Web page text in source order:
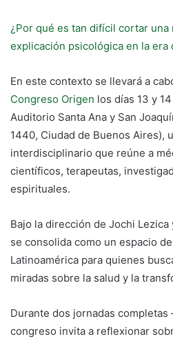
¿Por qué es tan difícil cortar una
explicación psicológica en la era
En este contexto se llevará a
Congreso Origen los días 13 y
Auditorio Santa Ana y San
1440, Ciudad de Buenos Aires),
interdisciplinario que reúne a
científicos, terapeutas,
espirituales.
Bajo la dirección de Jochi
se consolida como un espacio
Latinoamérica para quienes
miradas sobre la salud y la
Durante dos jornadas
congreso invita a reflexionar